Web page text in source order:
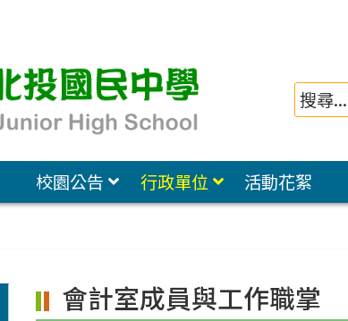
校園公告 行政單位 活動花絮
會計室成員與工作職掌